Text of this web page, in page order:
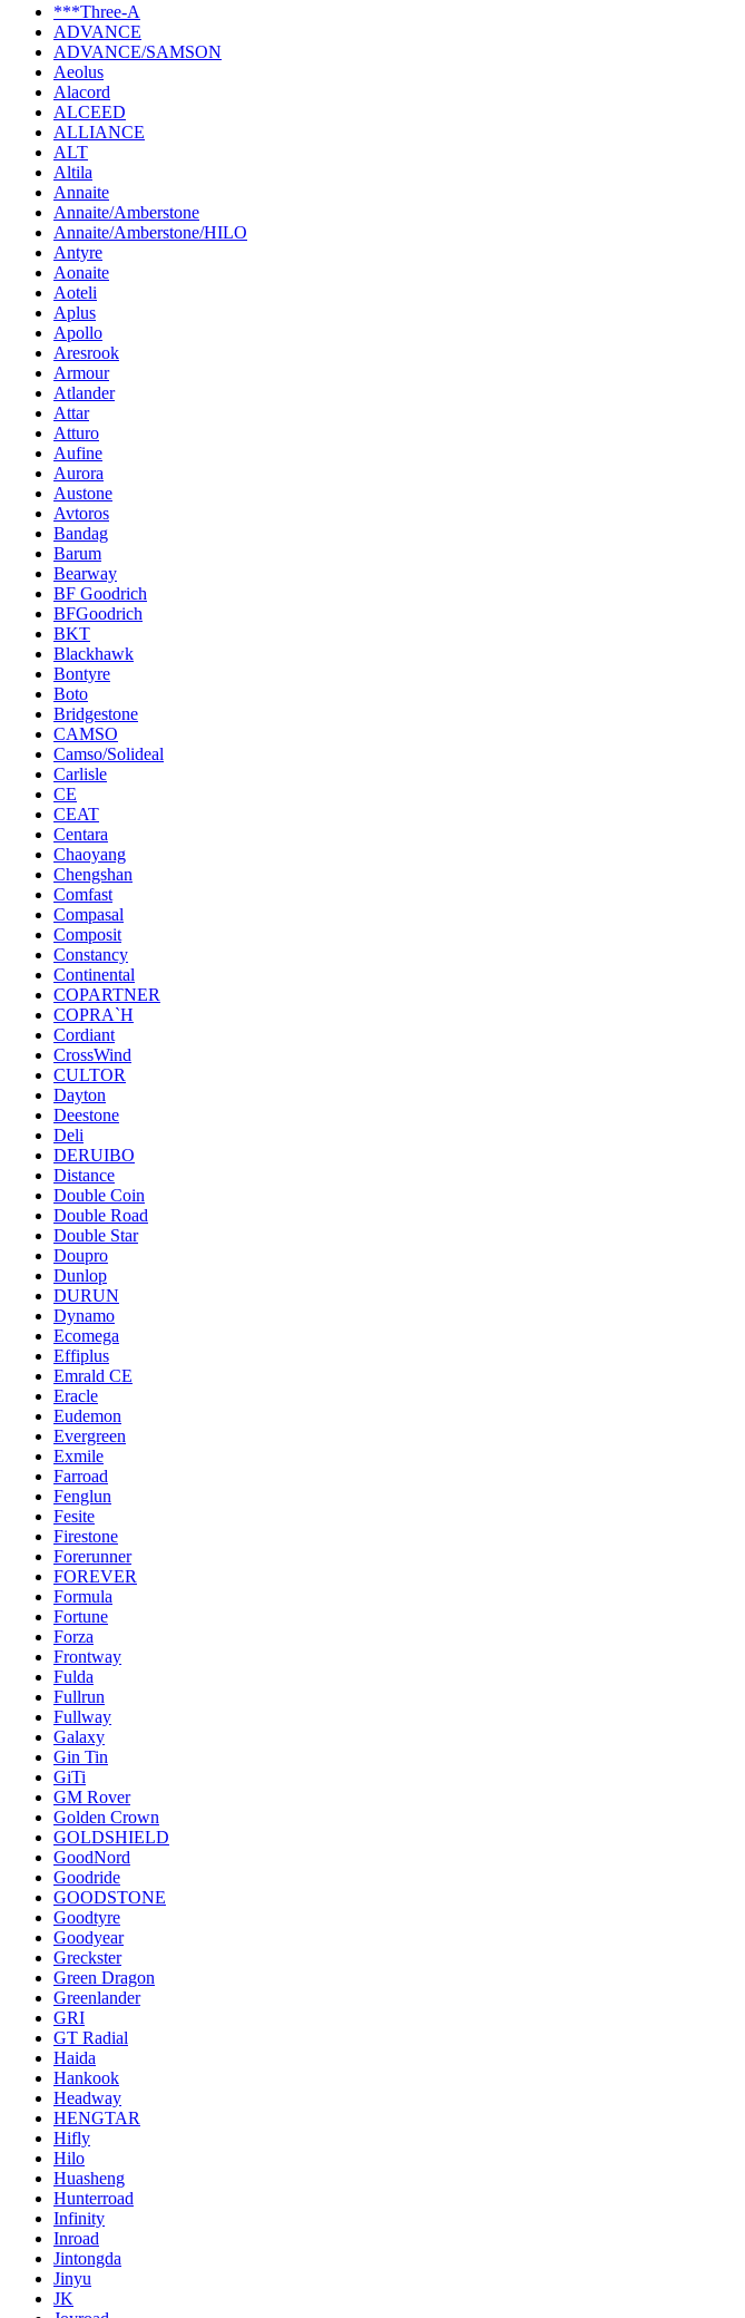
***Three-A
ADVANCE
ADVANCE/SAMSON
Aeolus
Alacord
ALCEED
ALLIANCE
ALT
Altila
Annaite
Annaite/Amberstone
Annaite/Amberstone/HILO
Antyre
Aonaite
Aoteli
Aplus
Apollo
Aresrook
Armour
Atlander
Attar
Atturo
Aufine
Aurora
Austone
Avtoros
Bandag
Barum
Bearway
BF Goodrich
BFGoodrich
BKT
Blackhawk
Bontyre
Boto
Bridgestone
CAMSO
Camso/Solideal
Carlisle
CE
CEAT
Centara
Chaoyang
Chengshan
Comfast
Compasal
Composit
Constancy
Continental
COPARTNER
COPRA`H
Cordiant
CrossWind
CULTOR
Dayton
Deestone
Deli
DERUIBO
Distance
Double Coin
Double Road
Double Star
Doupro
Dunlop
DURUN
Dynamo
Ecomega
Effiplus
Emrald СЕ
Eracle
Eudemon
Evergreen
Exmile
Farroad
Fenglun
Fesite
Firestone
Forerunner
FOREVER
Formula
Fortune
Forza
Frontway
Fulda
Fullrun
Fullway
Galaxy
Gin Tin
GiTi
GM Rover
Golden Crown
GOLDSHIELD
GoodNord
Goodride
GOODSTONE
Goodtyre
Goodyear
Greckster
Green Dragon
Greenlander
GRI
GT Radial
Haida
Hankook
Headway
HENGTAR
Hifly
Hilo
Huasheng
Hunterroad
Infinity
Inroad
Jintongda
Jinyu
JK